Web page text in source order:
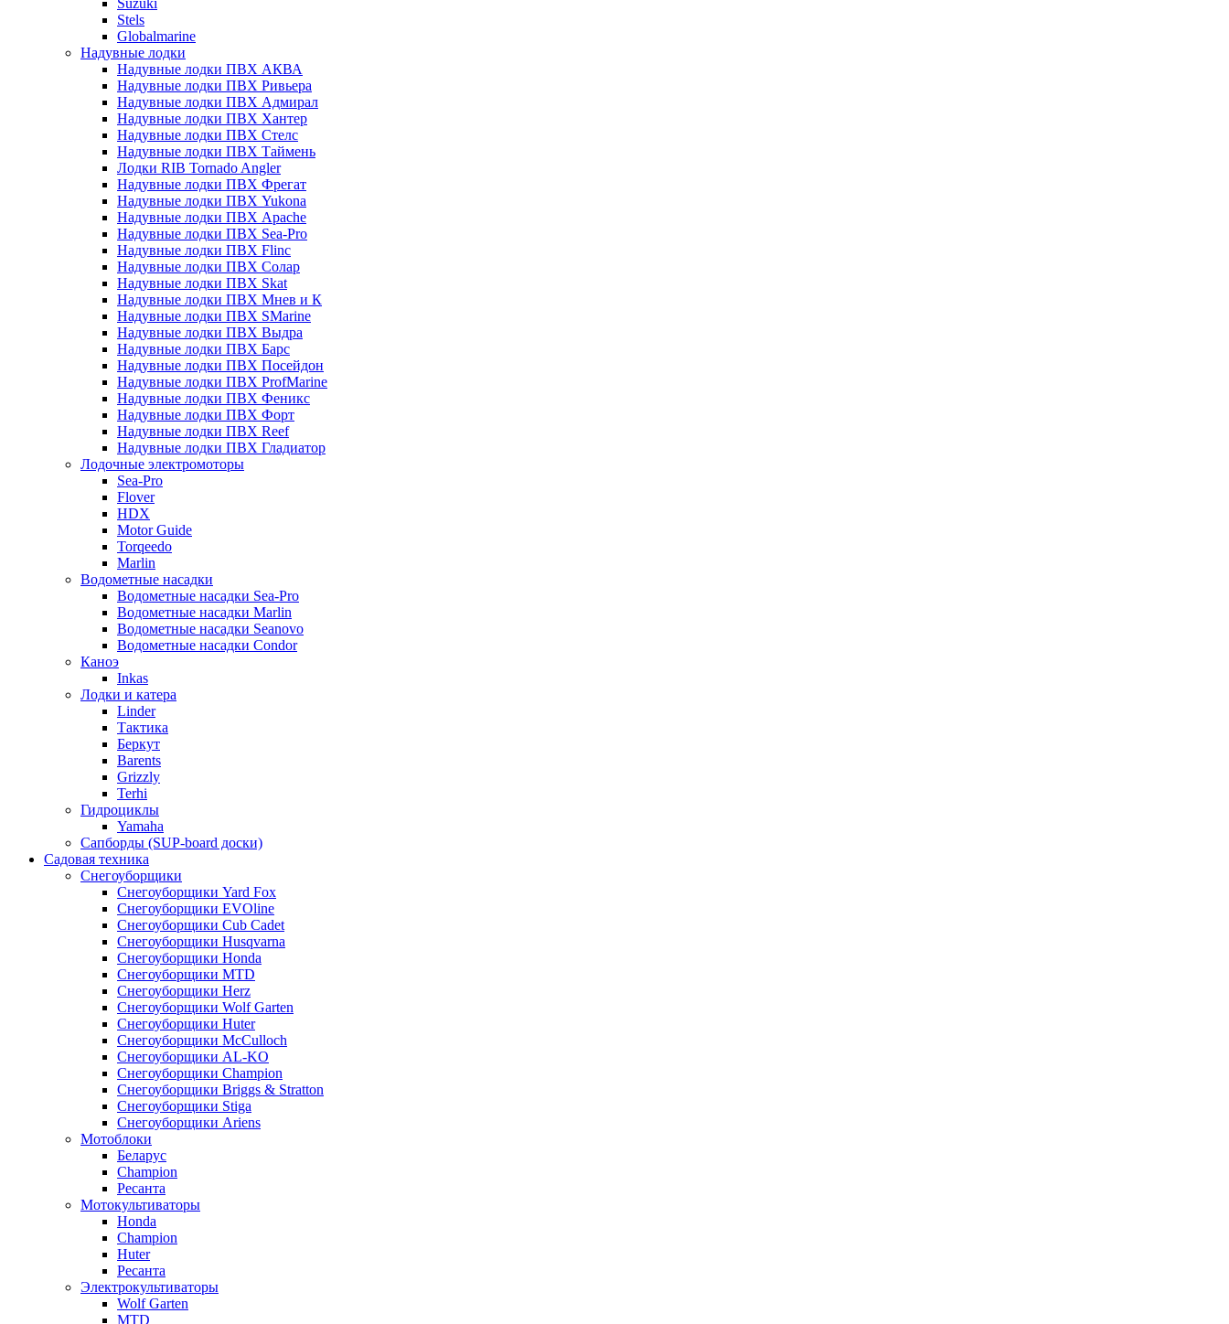
Suzuki
Stels
Globalmarine
Надувные лодки
Надувные лодки ПВХ АКВА
Надувные лодки ПВХ Ривьера
Надувные лодки ПВХ Адмирал
Надувные лодки ПВХ Хантер
Надувные лодки ПВХ Стелс
Надувные лодки ПВХ Таймень
Лодки RIB Tornado Angler
Надувные лодки ПВХ Фрегат
Надувные лодки ПВХ Yukona
Надувные лодки ПВХ Apache
Надувные лодки ПВХ Sea-Pro
Надувные лодки ПВХ Flinc
Надувные лодки ПВХ Солар
Надувные лодки ПВХ Skat
Надувные лодки ПВХ Мнев и К
Надувные лодки ПВХ SMarine
Надувные лодки ПВХ Выдра
Надувные лодки ПВХ Барс
Надувные лодки ПВХ Посейдон
Надувные лодки ПВХ ProfMarine
Надувные лодки ПВХ Феникс
Надувные лодки ПВХ Форт
Надувные лодки ПВХ Reef
Надувные лодки ПВХ Гладиатор
Лодочные электромоторы
Sea-Pro
Flover
HDX
Motor Guide
Torqeedo
Marlin
Водометные насадки
Водометные насадки Sea-Pro
Водометные насадки Marlin
Водометные насадки Seanovo
Водометные насадки Condor
Каноэ
Inkas
Лодки и катера
Linder
Тактика
Беркут
Barents
Grizzly
Terhi
Гидроциклы
Yamaha
Сапборды (SUP-board доски)
Садовая техника
Снегоуборщики
Снегоуборщики Yard Fox
Снегоуборщики EVOline
Снегоуборщики Cub Cadet
Снегоуборщики Husqvarna
Снегоуборщики Honda
Снегоуборщики MTD
Снегоуборщики Herz
Снегоуборщики Wolf Garten
Снегоуборщики Huter
Снегоуборщики McCulloch
Снегоуборщики AL-KO
Снегоуборщики Champion
Снегоуборщики Briggs & Stratton
Снегоуборщики Stiga
Снегоуборщики Ariens
Мотоблоки
Беларус
Champion
Ресанта
Мотокультиваторы
Honda
Champion
Huter
Ресанта
Электрокультиваторы
Wolf Garten
MTD